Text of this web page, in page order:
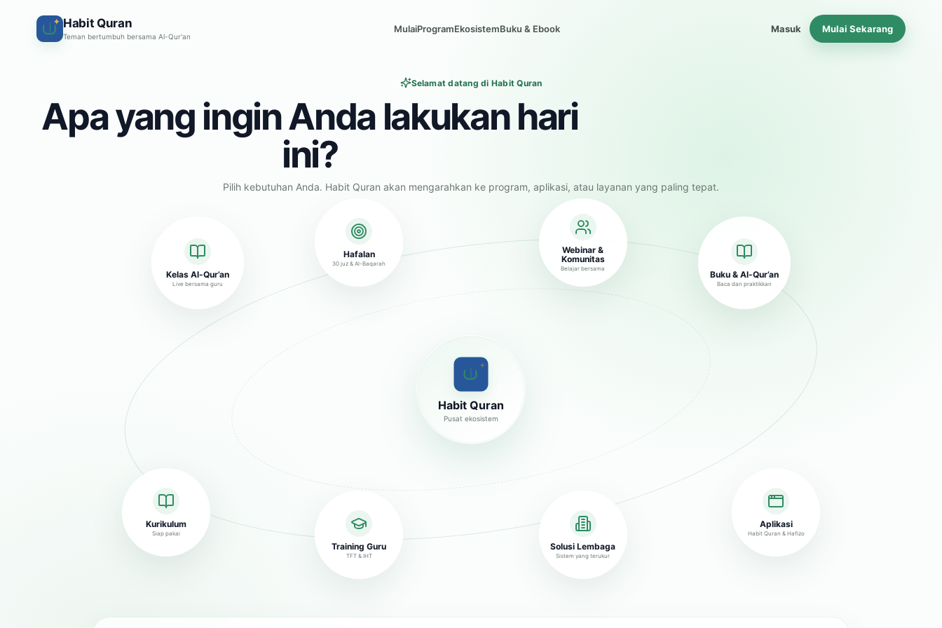
✦ Habit Quran
Teman bertumbuh bersama Al-Qur'an
MulaiProgramEkosistemBuku & Ebook Masuk Mulai Sekarang
Selamat datang di Habit Quran
Apa yang ingin Anda lakukan hari
ini?
Pilih kebutuhan Anda. Habit Quran akan mengarahkan ke program, aplikasi, atau layanan yang paling tepat.
✦
Habit Quran
Pusat ekosistem
Kelas Al-Qur’an
Live bersama guru
Hafalan
30 juz & Al-Baqarah
Buku & Al-Qur’an
Baca dan praktikkan
Training Guru
TFT & IHT
Solusi Lembaga
Sistem yang terukur
Kurikulum
Siap pakai
Aplikasi
Habit Quran & Hafizo
Webinar &
Komunitas
Belajar bersama